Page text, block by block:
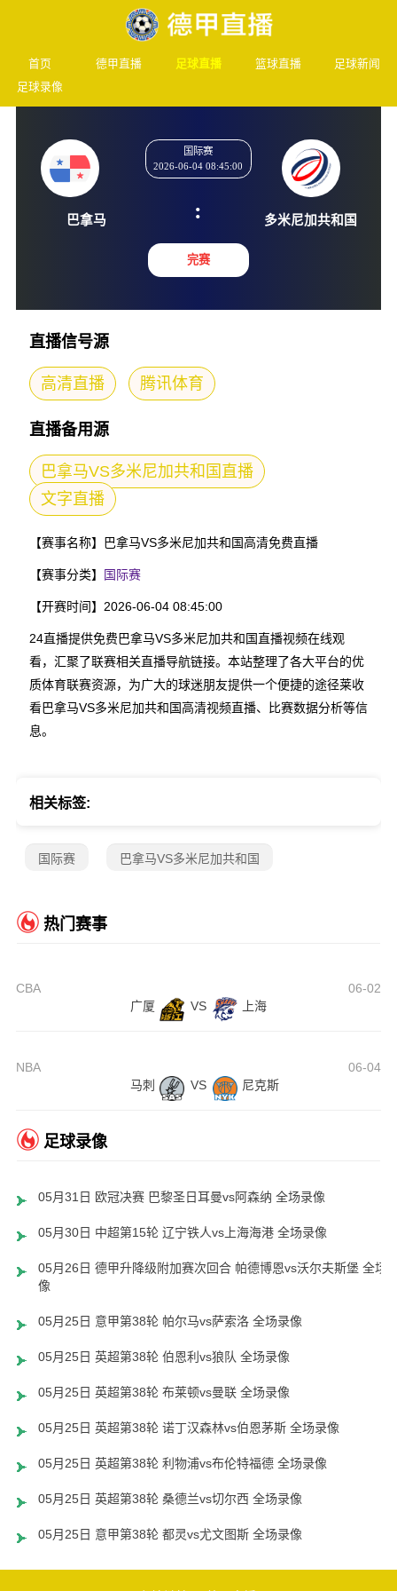
首页 德甲直播 足球直播 篮球直播
足球新闻
足球录像
:
直播信号源
高清直播 腾讯体育
直播备用源
巴拿马VS多米尼加共和国直播
文字直播
【赛事名称】 巴拿马VS多米尼加共和国高清免费直播
【赛事分类】 国际赛
【开赛时间】 2026-06-04 08:45:00
24直播提供免费巴拿马VS多米尼加共和国直播视频在线观
看，汇聚了联赛相关直播导航链接。本站整理了各大平台的优
质体育联赛资源，为广大的球迷朋友提供一个便捷的途径莱收
看巴拿马VS多米尼加共和国高清视频直播、比赛数据分析等信
息。
相关标签:
国际赛 巴拿马VS多米尼加共和国
热门赛事
CBA
06-02
广厦
VS 上海
NBA
06-04
马刺
VS 尼克斯
足球录像
05月31日 欧冠决赛 巴黎圣日耳曼vs阿森纳 全场录像
05月30日 中超第15轮 辽宁铁人vs上海海港 全场录像
05月26日 德甲升降级附加赛次回合 帕德博恩vs沃尔夫斯堡 全场
像
05月25日 意甲第38轮 帕尔马vs萨索洛 全场录像
05月25日 英超第38轮 伯恩利vs狼队 全场录像
05月25日 英超第38轮 布莱顿vs曼联 全场录像
05月25日 英超第38轮 诺丁汉森林vs伯恩茅斯 全场录像
05月25日 英超第38轮 利物浦vs布伦特福德 全场录像
05月25日 英超第38轮 桑德兰vs切尔西 全场录像
05月25日 意甲第38轮 都灵vs尤文图斯 全场录像